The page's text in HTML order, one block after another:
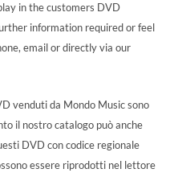
in the customers DVD
information required or feel
email or directly via our
venduti da Mondo Music sono
il nostro catalogo può anche
DVD con codice regionale
essere riprodotti nel lettore